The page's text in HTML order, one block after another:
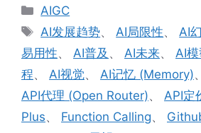
分
类
AIGC
标
签
AI发展趋势、AI局限性、AI
易用性、 AI普及 、 AI未来、 AI
程、 AI视觉、 AI记忆 (Memory)
API代理 (Open Router)、 API定
Plus、 Function Calling、